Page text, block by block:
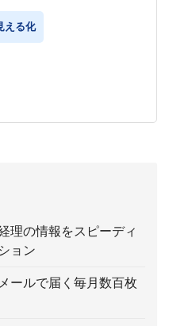
える化
理の情報をスピーディ
ョン
ールで届く毎月数百枚